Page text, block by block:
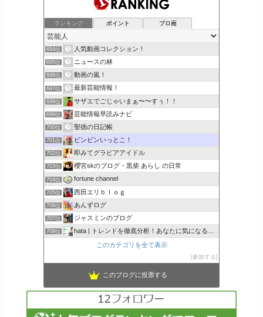
ランキング ポイント ブロ画
694位 人気動画コレクション！
695位 ニュースの林
696位 動画の嵐！
697位 最新芸能情報！
698位 サザエでごじゃいまぁ〜〜すぅ！！
699位 芸能情報早読みナビ
700位 聖徳の日記帳
701位 ビンビンいっとこ！
702位 即みてグラビアアイドル
703位 櫻宮skのブログ・黒柴 あらし の日常
704位 fortune channel
705位 西田エリｂｌｏｇ
706位 あんずログ
707位 ジャスミンのブログ
708位 hata | トレンドを徹底分析！あなたに気になるここで解決
このカテゴリを全て表示
参加する
このブログに投票する